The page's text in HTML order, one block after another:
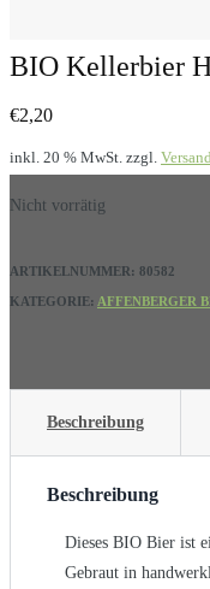
BIO Kellerbier
€2,20
inkl. 20 % MwSt. zzgl.
Nicht vorrätig
ARTIKELNUMMER: 80582
KATEGORIE: AFFENBERGER
Beschreibung
Beschreibung
Dieses BIO Bier ist
Gebraut in